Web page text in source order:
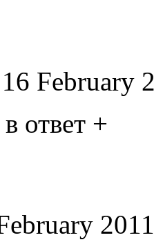
16 February
ответ +